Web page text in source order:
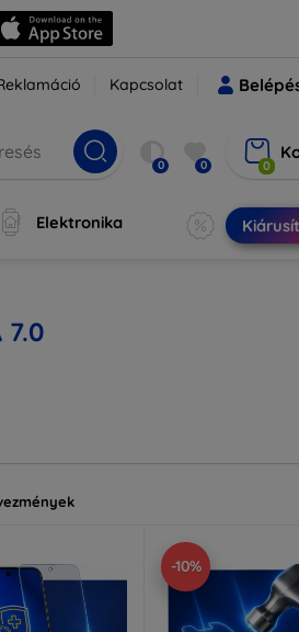
Kapcsolat
0 0 0
Elektronika
-10%